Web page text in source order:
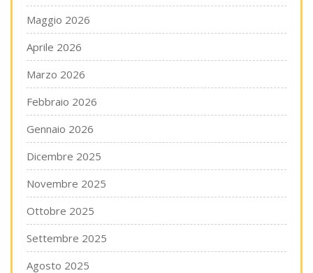
Maggio 2026
Aprile 2026
Marzo 2026
Febbraio 2026
Gennaio 2026
Dicembre 2025
Novembre 2025
Ottobre 2025
Settembre 2025
Agosto 2025